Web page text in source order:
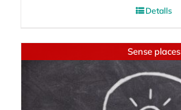
Detalls
Sense places